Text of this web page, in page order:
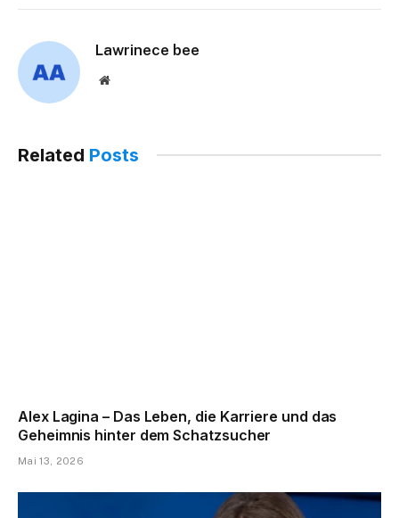
Lawrinece bee
Website
Related Posts
Alex Lagina – Das Leben, die Karriere und das
Geheimnis hinter dem Schatzsucher
Mai 13, 2026